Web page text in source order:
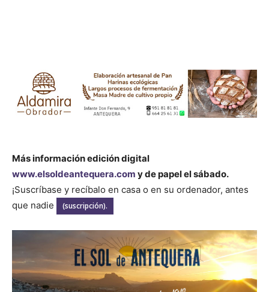
Más información edición digital
www.elsoldeantequera.com y de papel el sábado.
¡Suscríbase y recíbalo en casa o en su ordenador, antes
que nadie
(suscripción).